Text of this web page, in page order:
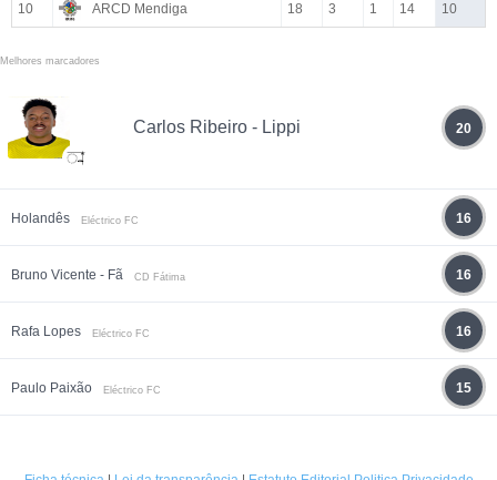
10 ARCD Mendiga 18 3 1 14 10
Melhores marcadores
Carlos Ribeiro - Lippi 20
Holandês Eléctrico FC 16
Bruno Vicente - Fã CD Fátima 16
Rafa Lopes Eléctrico FC 16
Paulo Paixão Eléctrico FC 15